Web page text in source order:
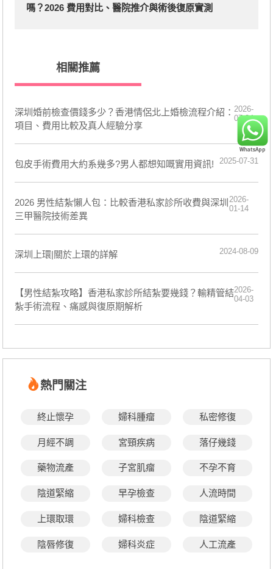
嗎？2026 費用對比、醫院推介與術後復原實測
相關推薦
深圳婚前檢查價錢多少？香港情侶北上婚檢流程介紹：
項目、費用比較及真人經驗分享
2026-
07-24
包皮手術費用大約系幾多?男人都想知嘅實用資訊! 2025-07-31
2026 男性結紮懶人包：比較香港私家診所收費與深圳
三甲醫院技術差異
2026-
01-14
深圳上環|關於上環的詳解 2024-08-09
【男性結紮攻略】香港私家診所結紮要幾錢？輸精管結
紮手術流程、痛感與復原期解析
2026-
04-03
熱門關注
終止懷孕 婦科腫瘤 私密修復
月經不調 宮頸疾病 落仔幾錢
藥物流產 子宮肌瘤 不孕不育
陰道緊縮 早孕檢查 人流時間
上環取環 婦科檢查 陰道緊縮
陰唇修復 婦科炎症 人工流產